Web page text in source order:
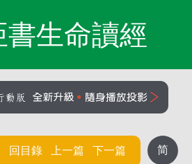
書生命讀經
简
回目錄 上一篇 下一篇